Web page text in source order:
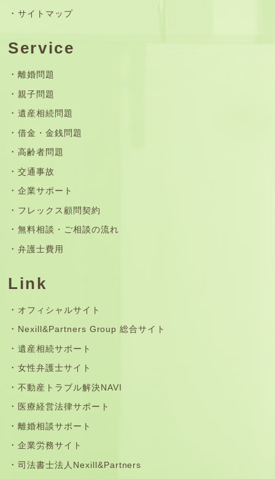
サイトマップ
Service
離婚問題
親子問題
遺産相続問題
借金・金銭問題
高齢者問題
交通事故
企業サポート
フレックス顧問契約
無料相談・ご相談の流れ
弁護士費用
Link
オフィシャルサイト
Nexill&Partners Group 総合サイト
遺産相続サポート
女性弁護士サイト
不動産トラブル解決NAVI
医療経営法律サポート
離婚相談サポート
企業労務サイト
司法書士法人Nexill&Partners